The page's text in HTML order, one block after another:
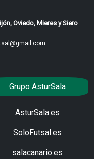
Oviedo, Mieres y Siero
Grupo AsturSala
AsturSala.es
SoloFutsal.es
salacanario.es